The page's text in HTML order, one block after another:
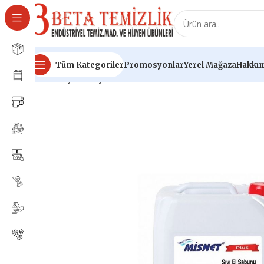
Tüm KategorilerPromosyonlarYerel Mağaza
Ana Sayfa Kimyasal Ürünleri